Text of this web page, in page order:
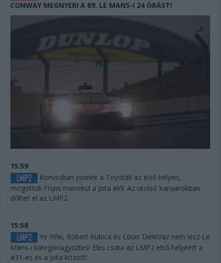
CONWAY MEGNYERI A 89. LE MANS-I 24 ÓRÁST!
15:59
Konvojban jönnek a Toyoták az első helyen,
mögöttük Frijns menekül a Jota elől. Az utolsó kanyarokban
dőlhet el az LMP2.
15:58
Ye Yifei, Robert Kubica és Louis Deletraz nem lesz Le
Mans-i kategóriagyőztes! Éles csata az LMP2 első helyéért a
#31-es és a Jota között!